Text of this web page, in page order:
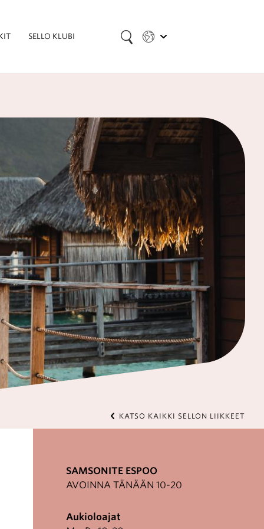
SELLO KLUBI
KATSO KAIKKI SELLON LIIKKEET
SAMSONITE ESPOO
AVOINNA TÄNÄÄN 10-20
Aukioloajat